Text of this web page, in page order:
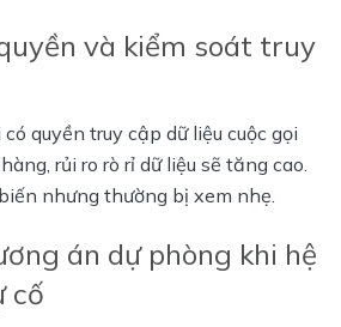
và kiểm soát truy
quyền truy cập dữ liệu cuộc gọi
rủi ro rò rỉ dữ liệu sẽ tăng cao.
nhưng thường bị xem nhẹ.
án dự phòng khi hệ
cố